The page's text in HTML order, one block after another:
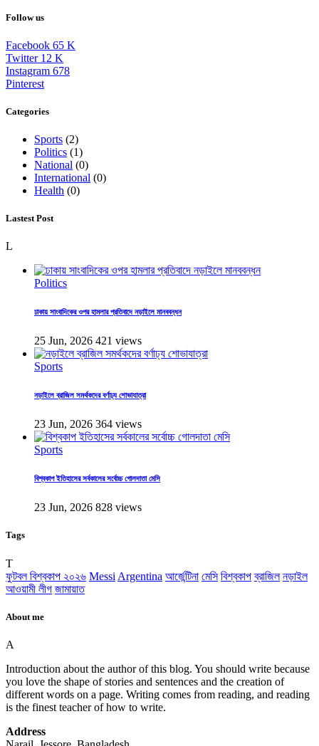
Follow us
Facebook 65 K
Twitter 12 K
Instagram 678
Pinterest
Categories
Sports (2)
Politics (1)
National (0)
International (0)
Health (0)
Lastest Post
L
Politics
ঢাকায় সাংবাদিকের ওপর হামলার প্রতিবাদে নড়াইলে মানববন্ধন
25 Jun, 2026 421 views
Sports
নড়াইলে ব্রাজিল সমর্থকদের বর্ণাঢ্য শোভাযাত্রা
23 Jun, 2026 364 views
Sports
বিশ্বকাপ ইতিহাসের সর্বকালের সর্বোচ্চ গোলদাতা মেসি
23 Jun, 2026 828 views
Tags
T
ফুটবল বিশ্বকাপ ২০২৬ Messi Argentina আর্জেন্টিনা মেসি বিশ্বকাপ ব্রাজিল নড়াইল
আওয়ামী লীগ জামায়াত
About me
A
Introduction about the author of this blog. You should write because
you love the shape of stories and sentences and the creation of
different words on a page. Writing comes from reading, and reading
is the finest teacher of how to write.
Address